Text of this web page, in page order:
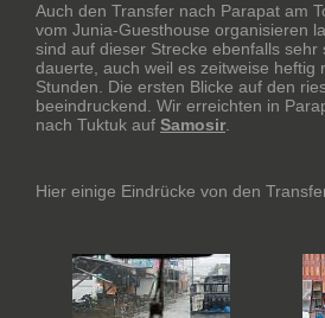
Auch den Transfer nach Parapat am
vom Junia-Guesthouse organisieren
sind auf dieser Strecke ebenfalls sehr
dauerte, auch weil es zeitweise heftig
Stunden. Die ersten Blicke auf den
beeindruckend. Wir erreichten in
nach Tuktuk auf Samosir
Hier einige Eindrücke von den